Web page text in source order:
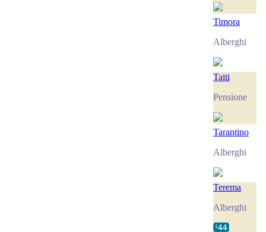
Timora
Alberghi
Taiti
Pensione
Tarantino
Alberghi
Terema
Alberghi